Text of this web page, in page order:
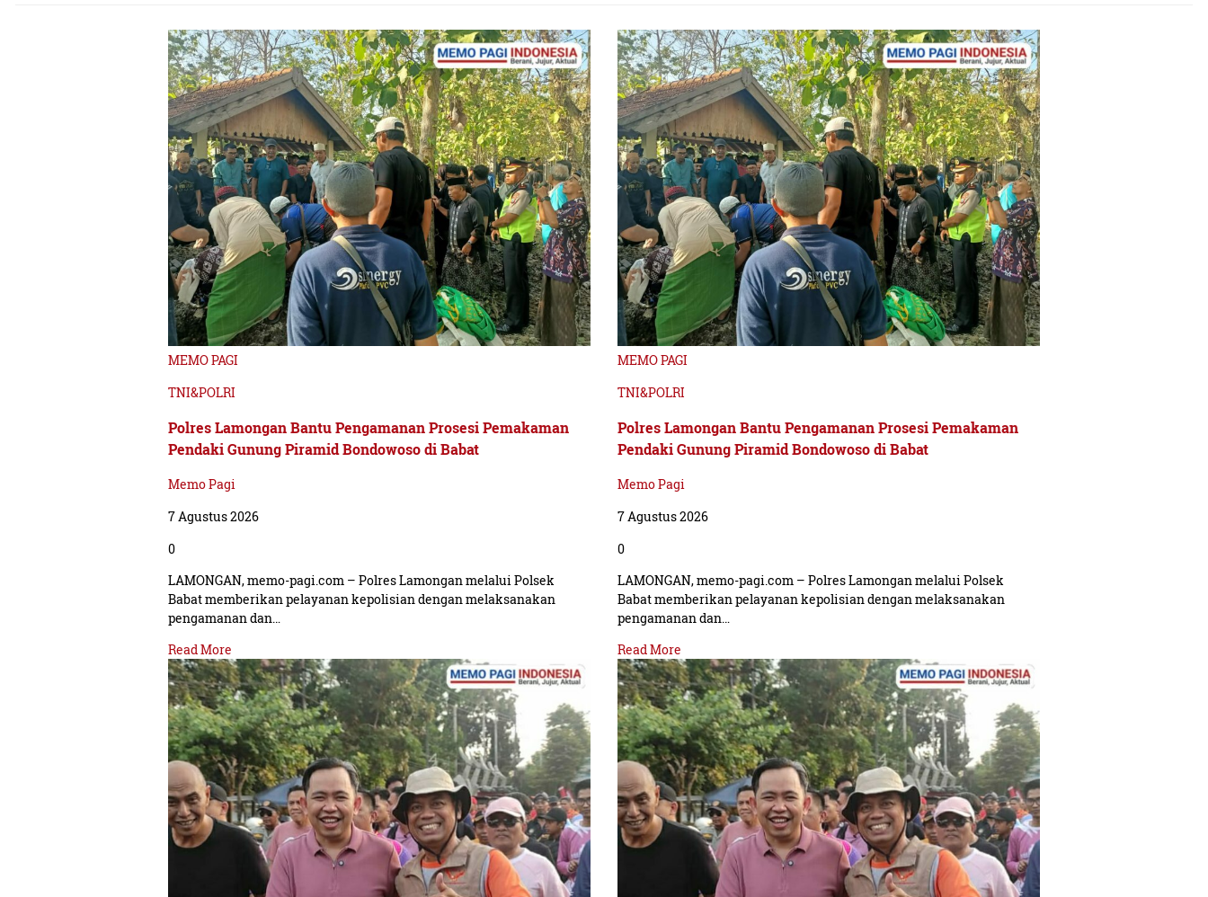
MEMO PAGI
TNI&POLRI
Polres Lamongan Bantu Pengamanan Prosesi Pemakaman
Pendaki Gunung Piramid Bondowoso di Babat
Memo Pagi
7 Agustus 2026
0
LAMONGAN, memo-pagi.com – Polres Lamongan melalui Polsek
Babat memberikan pelayanan kepolisian dengan melaksanakan
pengamanan dan…
Read More
MEMO PAGI
TNI&POLRI
Polres Lamongan Bantu Pengamanan Prosesi Pemakaman
Pendaki Gunung Piramid Bondowoso di Babat
Memo Pagi
7 Agustus 2026
0
LAMONGAN, memo-pagi.com – Polres Lamongan melalui Polsek
Babat memberikan pelayanan kepolisian dengan melaksanakan
pengamanan dan…
Read More